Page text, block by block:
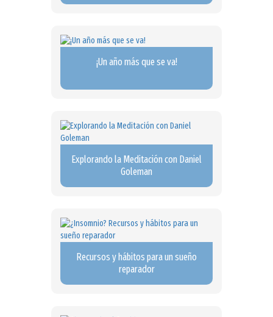
¡Un año más que se va!
Explorando la Meditación con Daniel
Goleman
Recursos y hábitos para un sueño
reparador